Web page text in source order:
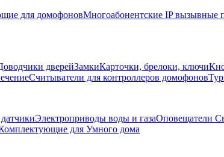
для домофоновМногоабонентские IP вызывные
дверейЗамкиКарточки, брелоки, ключи
Считыватели для контроллеров домофонов
Электроприводы воды и газаОповещатели
для Умного дома